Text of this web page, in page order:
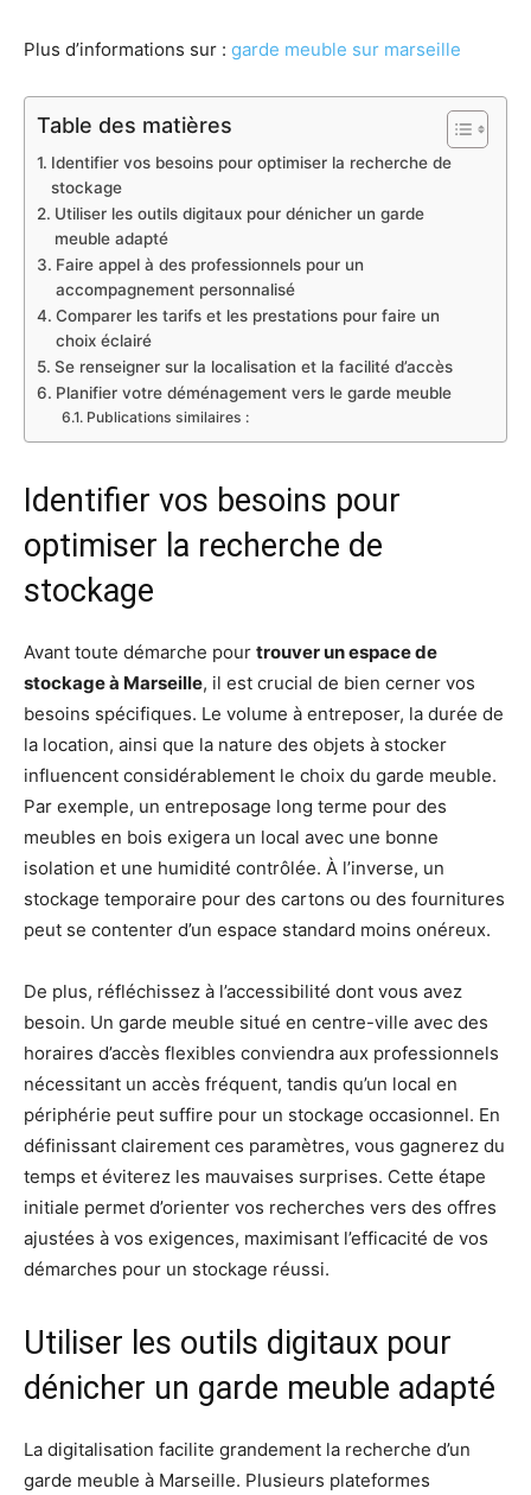
Plus d’informations sur : garde meuble sur marseille
Table des matières
Identifier vos besoins pour optimiser la recherche de
stockage
Utiliser les outils digitaux pour dénicher un garde
meuble adapté
Faire appel à des professionnels pour un
accompagnement personnalisé
Comparer les tarifs et les prestations pour faire un
choix éclairé
Se renseigner sur la localisation et la facilité d’accès
Planifier votre déménagement vers le garde meuble
Publications similaires :
Identifier vos besoins pour
optimiser la recherche de
stockage
Avant toute démarche pour trouver un espace de
stockage à Marseille, il est crucial de bien cerner vos
besoins spécifiques. Le volume à entreposer, la durée de
la location, ainsi que la nature des objets à stocker
influencent considérablement le choix du garde meuble.
Par exemple, un entreposage long terme pour des
meubles en bois exigera un local avec une bonne
isolation et une humidité contrôlée. À l’inverse, un
stockage temporaire pour des cartons ou des fournitures
peut se contenter d’un espace standard moins onéreux.
De plus, réfléchissez à l’accessibilité dont vous avez
besoin. Un garde meuble situé en centre-ville avec des
horaires d’accès flexibles conviendra aux professionnels
nécessitant un accès fréquent, tandis qu’un local en
périphérie peut suffire pour un stockage occasionnel. En
définissant clairement ces paramètres, vous gagnerez du
temps et éviterez les mauvaises surprises. Cette étape
initiale permet d’orienter vos recherches vers des offres
ajustées à vos exigences, maximisant l’efficacité de vos
démarches pour un stockage réussi.
Utiliser les outils digitaux pour
dénicher un garde meuble adapté
La digitalisation facilite grandement la recherche d’un
garde meuble à Marseille. Plusieurs plateformes